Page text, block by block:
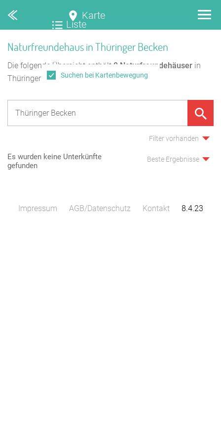
Karte
Liste
Naturfreundehaus in Thüringer Becken
Die folgende Übersicht enthält 0 Naturfreundehäuser in
Thüringer Becken.
Filter vorhanden
Es wurden keine Unterkünfte
gefunden
Beste Ergebnisse
Suchen bei Kartenbewegung
Impressum AGB/Datenschutz Kontakt 8.4.23